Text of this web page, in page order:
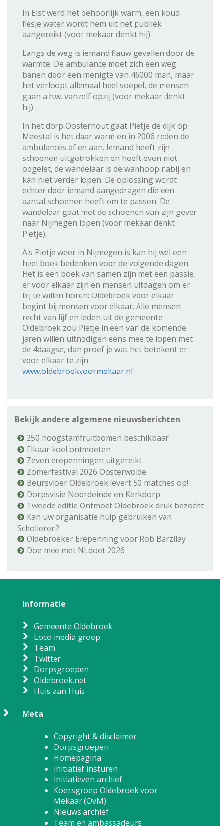
In Elst werd het behoorlijk warm, een koud
flesje water wordt hem uit het publiek
aangereikt (voor mekaar denkt hij).
Langs de weg is iemand flauw gevallen door de
warmte. De ambulance moet zich een weg
banen door een menigte van 46000 man, maar
het verloopt allemaal heel soepel, de mensen
gaan a.h.w. vanzelf opzij (voor mekaar denkt
hij).
In het dorp Oosterhout gaat Pietje de dijk op.
Meestal is het daar warm en in 2006 reden de
ambulances af en aan. Iemand heeft zijn
schoenen uitgetrokken en heeft even niet
opgelet, de wandelaar is de wanhoop nabij en
kan niet verder lopen. De oplossing wordt
echter door iemand aangedragen die een
aantal schoenen heeft om te passen. De
wandelaar gaat met de schoenen van zijn gever
naar Nijmegen lopen (voor mekaar denkt
Pietje).
Als Pietje weer in Nijmegen is kan hij wel een
heel boek bedenken voor de volgende dagen.
Het is een boek van samen zijn met een passie,
er voor elkaar zijn en mensen uitdagen om er
bij te willen horen: Oldebroek voor elkaar
begint bij mensen voor elkaar. Alle mensen
recht van lijf en leden uit de gemeente
Oldebroek zou Pietje in een van de komende
jaren willen uitnodigen eens mee te lopen met
de 4daagse, dan proef je wat het betekent er
voor elkaar te zijn.
www.oldebroekvoormekaar.nl
Bekijk andere algemene nieuwsberichten
250 hoogstamfruitbomen beschikbaar
Elkaar koel ontmoeten
Zeven erepenningen uitgereikt
Zomerfestival 2026 Oosterwolde
Beursvloer Oldebroek levert 50 matches op!
Dorpsvisie Noordeinde en Kerkdorp
Tweede editie Ontmoet Oldebroek druk bezocht
Kan uw organisatie hulp gebruiken van
Scholieren?
Oldebroeker Erepenning voor Rob Barzilay
Doe mee met NLdoet 2026
Informatie
Gemeente Oldebroek
Loco media groep
Team
Twitter
Dorpsgroepen
Oldebroek.net
Huis aan Huis
Meta
Copyright & disclaimer
Dorpsgroepen
Homepagina
Initiatief insturen
Initiatieven archief
Koersgroep Oldebroek voor
Mekaar (OvM)
Nieuws archief
Team en ambassadeurs